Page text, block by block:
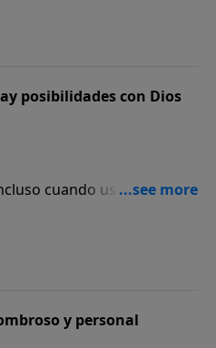
posibilidades con Dios
cuando usted no
y personal